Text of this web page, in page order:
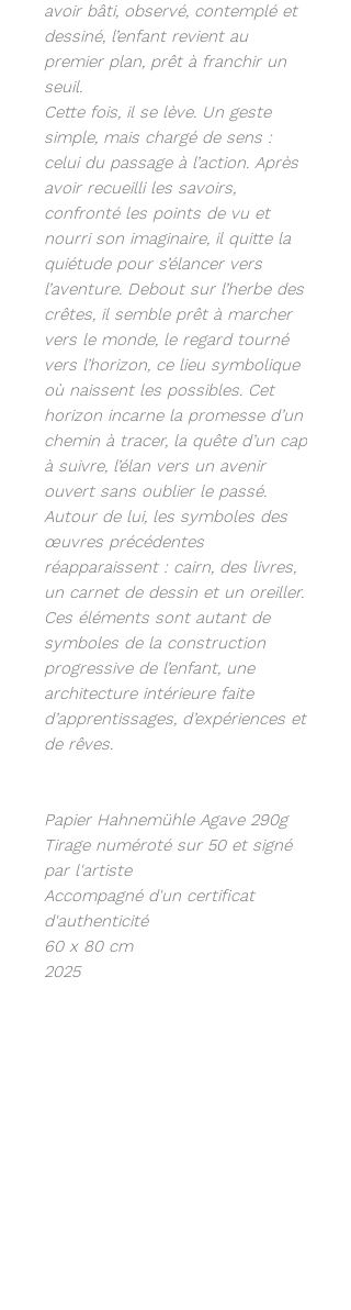
avoir bâti, observé, contemplé et
dessiné, l’enfant revient au
premier plan, prêt à franchir un
seuil.
Cette fois, il se lève. Un geste
simple, mais chargé de sens :
celui du passage à l’action. Après
avoir recueilli les savoirs,
confronté les points de vu et
nourri son imaginaire, il quitte la
quiétude pour s’élancer vers
l’aventure. Debout sur l’herbe des
crêtes, il semble prêt à marcher
vers le monde, le regard tourné
vers l’horizon, ce lieu symbolique
où naissent les possibles. Cet
horizon incarne la promesse d’un
chemin à tracer, la quête d’un cap
à suivre, l’élan vers un avenir
ouvert sans oublier le passé.
Autour de lui, les symboles des
œuvres précédentes
réapparaissent : cairn, des livres,
un carnet de dessin et un oreiller.
Ces éléments sont autant de
symboles de la construction
progressive de l’enfant, une
architecture intérieure faite
d’apprentissages, d’expériences et
de rêves.
Papier Hahnemühle Agave 290g
Tirage numéroté sur 50 et signé
par l'artiste
Accompagné d'un certificat
d'authenticité
60 x 80 cm
2025